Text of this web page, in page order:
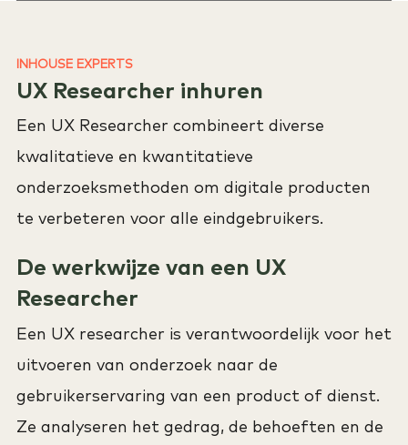
INHOUSE EXPERTS
UX Researcher inhuren
Een UX Researcher combineert diverse
kwalitatieve en kwantitatieve
onderzoeksmethoden om digitale producten
te verbeteren voor alle eindgebruikers.
De werkwijze van een UX
Researcher
Een UX researcher is verantwoordelijk voor het
uitvoeren van onderzoek naar de
gebruikerservaring van een product of dienst.
Ze analyseren het gedrag, de behoeften en de